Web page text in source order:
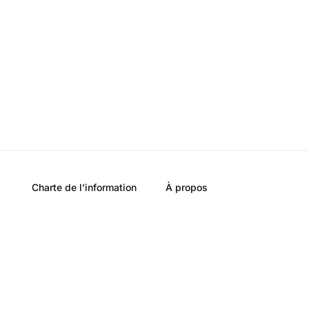
Charte de l’information À propos